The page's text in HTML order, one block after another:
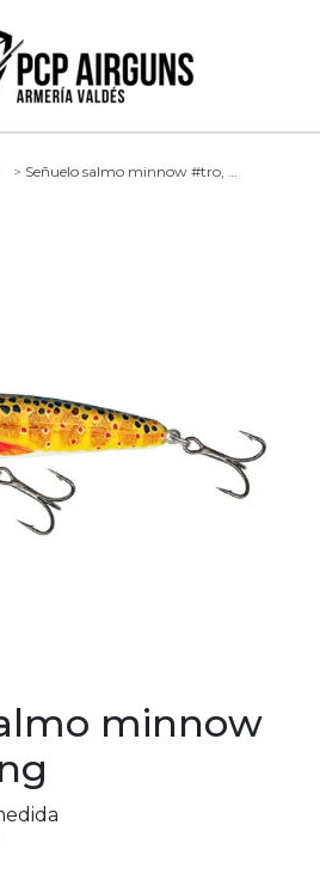
Señuelo salmo minnow #tro, sinking
minnow